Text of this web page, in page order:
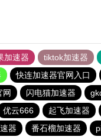
加速器 tiktok加速器
快连加速器官网入口
网 闪电猫加速器
优云666 起飞加速器
器 番石榴加速器